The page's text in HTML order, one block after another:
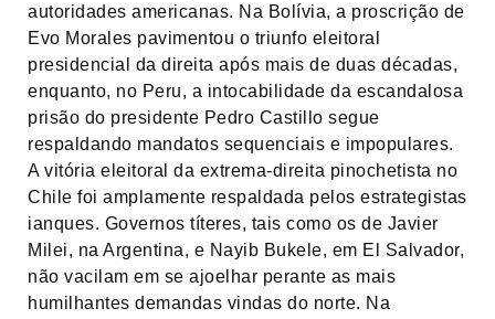
autoridades americanas. Na Bolívia, a proscrição de
Evo Morales pavimentou o triunfo eleitoral
presidencial da direita após mais de duas décadas,
enquanto, no Peru, a intocabilidade da escandalosa
prisão do presidente Pedro Castillo segue
respaldando mandatos sequenciais e impopulares.
A vitória eleitoral da extrema-direita pinochetista no
Chile foi amplamente respaldada pelos estrategistas
ianques. Governos títeres, tais como os de Javier
Milei, na Argentina, e Nayib Bukele, em El Salvador,
não vacilam em se ajoelhar perante as mais
humilhantes demandas vindas do norte. Na